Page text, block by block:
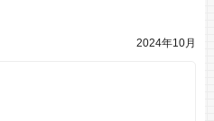
2024年10月